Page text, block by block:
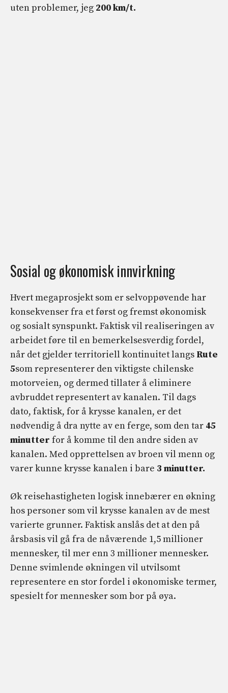
uten problemer, jeg 200 km/t.
Sosial og økonomisk innvirkning
Hvert megaprosjekt som er selvoppøvende har
konsekvenser fra et først og fremst økonomisk
og sosialt synspunkt. Faktisk vil realiseringen av
arbeidet føre til en bemerkelsesverdig fordel,
når det gjelder territoriell kontinuitet langs Rute
5som representerer den viktigste chilenske
motorveien, og dermed tillater å eliminere
avbruddet representert av kanalen. Til dags
dato, faktisk, for å krysse kanalen, er det
nødvendig å dra nytte av en ferge, som den tar 45
minutter for å komme til den andre siden av
kanalen. Med opprettelsen av broen vil menn og
varer kunne krysse kanalen i bare 3 minutter.
Øk reisehastigheten logisk innebærer en økning
hos personer som vil krysse kanalen av de mest
varierte grunner. Faktisk anslås det at den på
årsbasis vil gå fra de nåværende 1,5 millioner
mennesker, til mer enn 3 millioner mennesker.
Denne svimlende økningen vil utvilsomt
representere en stor fordel i økonomiske termer,
spesielt for mennesker som bor på øya.